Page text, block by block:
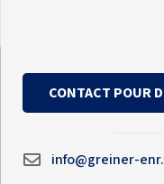
CONTACT POUR
info@greiner-